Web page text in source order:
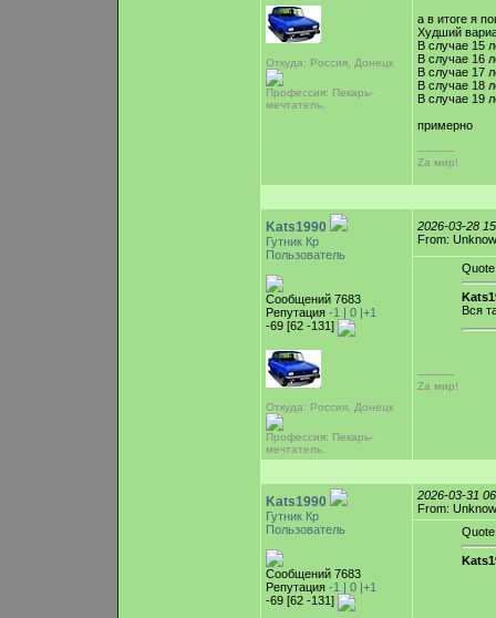
Откуда: Россия, Донецк
Профессия: Пекарь-
мечтатель.
а в итоге я
Худший
В случае 15
В случае 16
В случае 17
В случае 18
В случае 19
примерно
-----------
Zа мир!
Kats1990
Гутник Кр
Пользователь
Сообщений 7683
Репутация -1 | 0 |+1
-69 [62 -131]
Откуда: Россия, Донецк
Профессия: Пекарь-
мечтатель.
2026-03-28
From:
Quote
Вся
-----------
Zа мир!
Kats1990
Гутник Кр
Пользователь
Сообщений 7683
Репутация -1 | 0 |+1
-69 [62 -131]
2026-03-31
From:
Quote